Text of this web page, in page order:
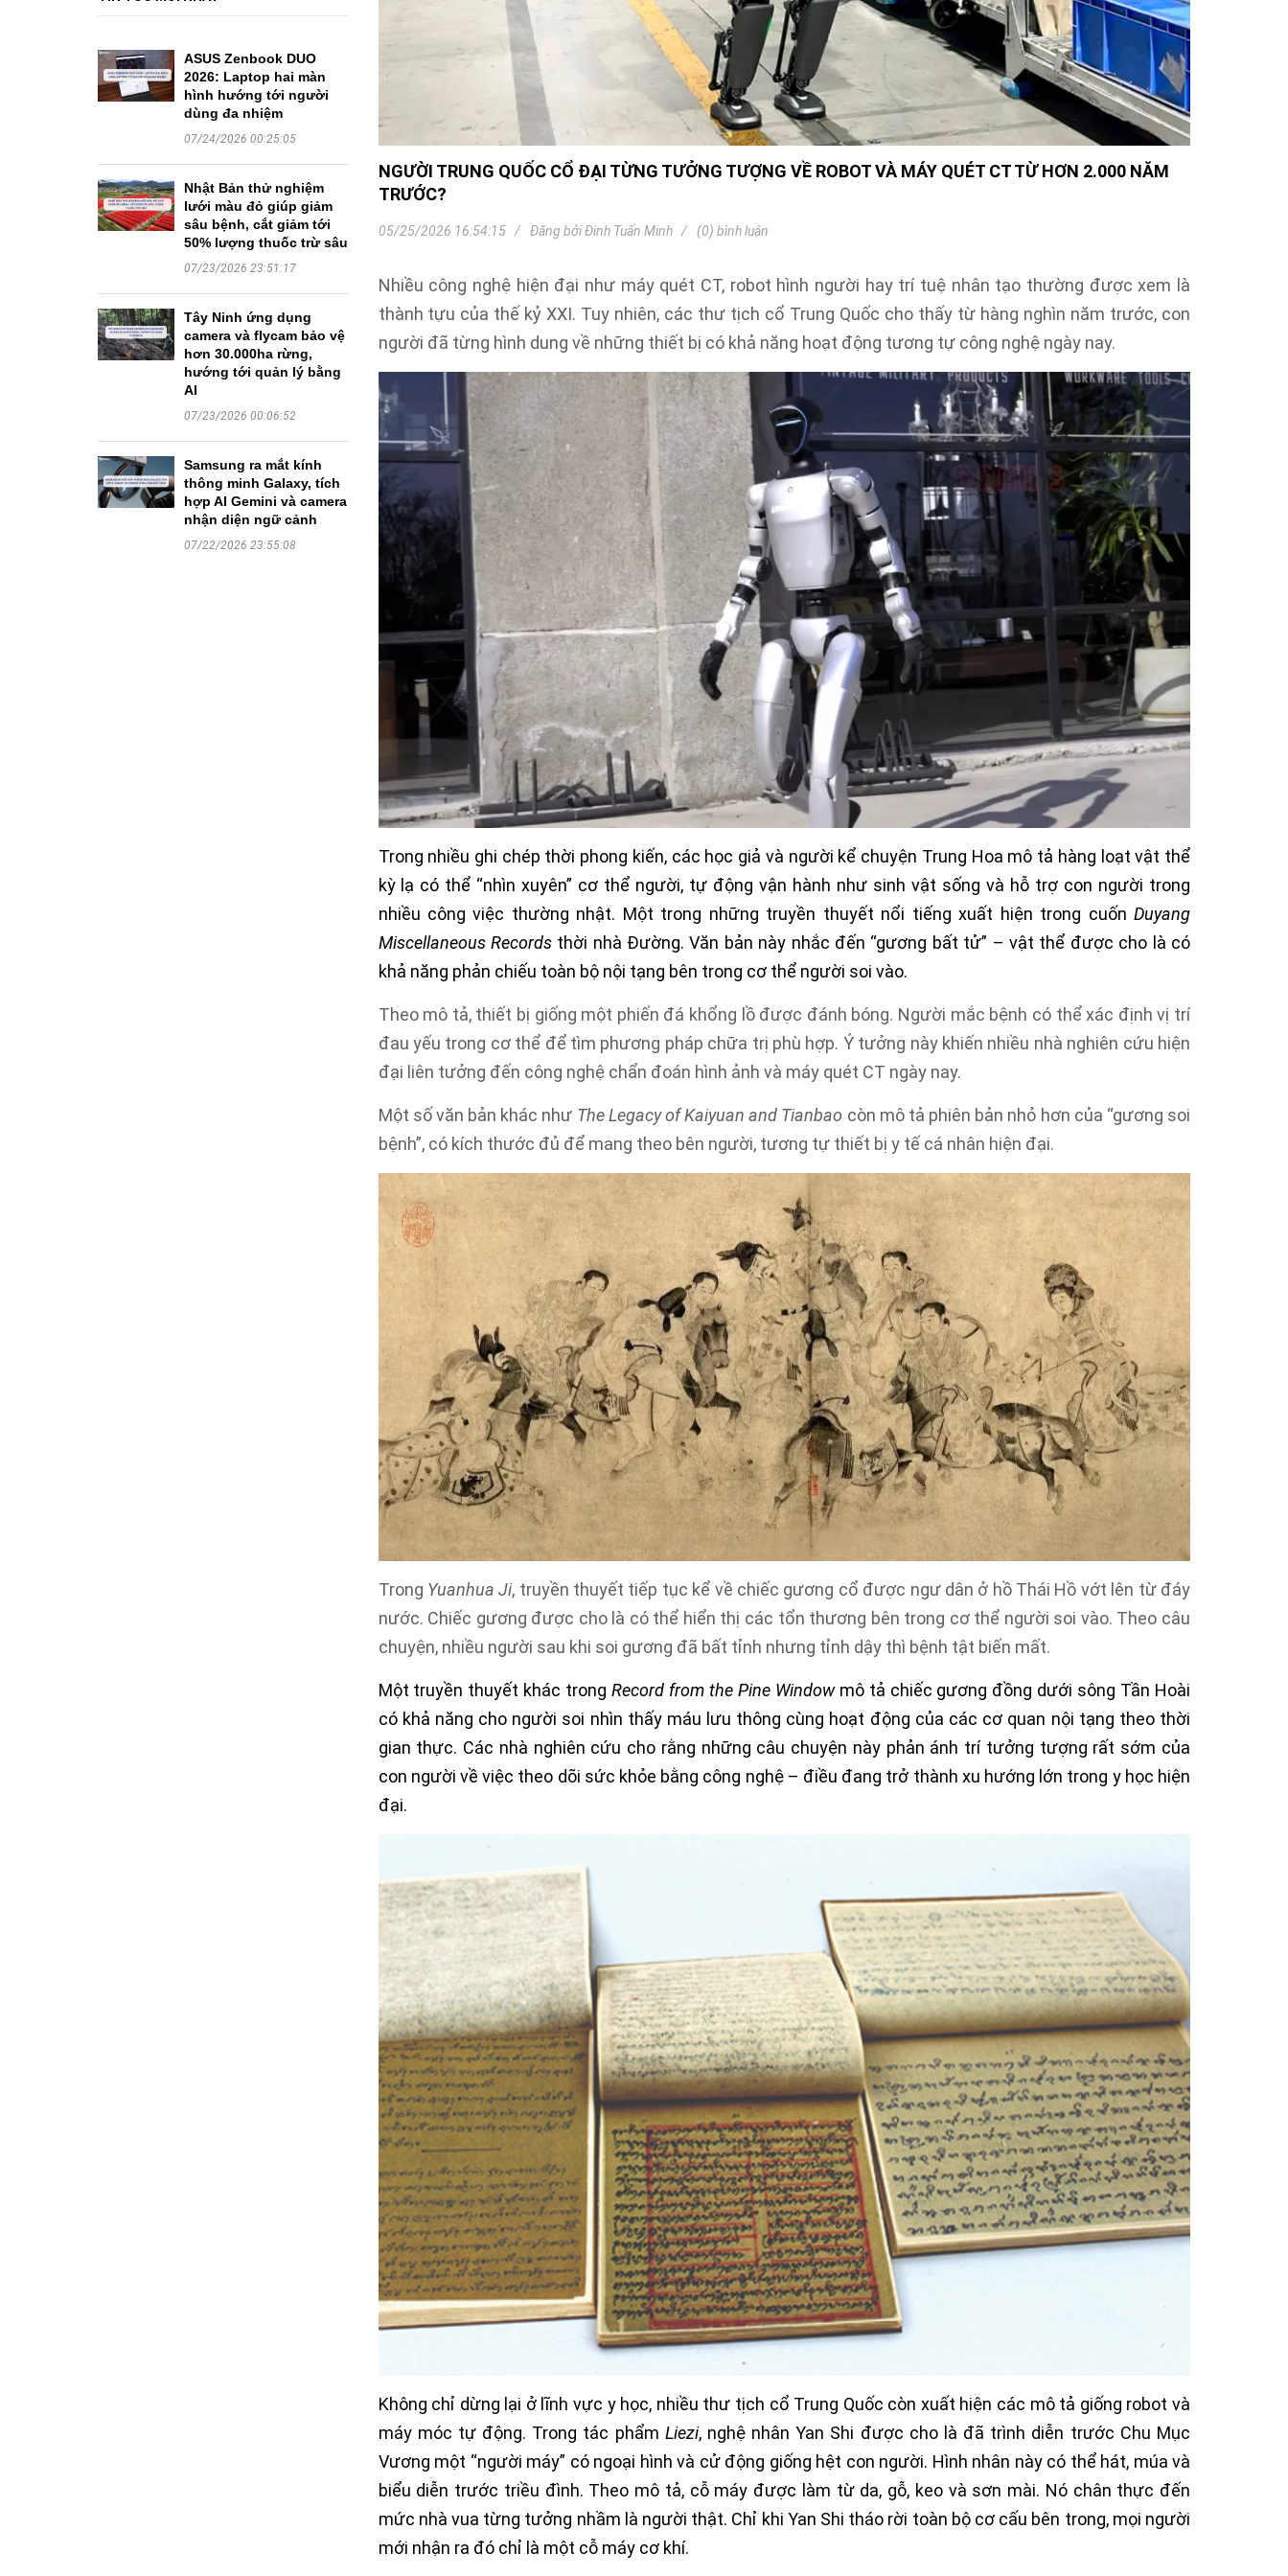
Khóa
Faster
THIẾT
THÔNG
FASTER
HUAWEI
ASUS Zenbook DUO
2026: Laptop hai màn
hình hướng tới người
dùng đa nhiệm
07/24/2026 00:25:05
Nhật Bản thử nghiệm
lưới màu đỏ giúp giảm
sâu bệnh, cắt giảm tới
50% lượng thuốc trừ sâu
07/23/2026 23:51:17
Tây Ninh ứng dụng
camera và flycam bảo vệ
hơn 30.000ha rừng,
hướng tới quản lý bằng
AI
07/23/2026 00:06:52
Samsung ra mắt kính
thông minh Galaxy, tích
hợp AI Gemini và camera
nhận diện ngữ cảnh
07/22/2026 23:55:08
NGƯỜI TRUNG QUỐC CỔ ĐẠI TỪNG TƯỞNG TƯỢNG VỀ ROBOT VÀ MÁY QUÉT CT TỪ HƠN 2.000 NĂM
TRƯỚC?
05/25/2026 16:54:15 Đăng bởiĐinh Tuấn Minh (0) bình luận
Nhiều công nghệ hiện đại như máy quét CT, robot hình người hay trí tuệ nhân tạo thường được xem là
thành tựu của thế kỷ XXI. Tuy nhiên, các thư tịch cổ Trung Quốc cho thấy từ hàng nghìn năm trước, con
người đã từng hình dung về những thiết bị có khả năng hoạt động tương tự công nghệ ngày nay.
Trong nhiều ghi chép thời phong kiến, các học giả và người kể chuyện Trung Hoa mô tả hàng loạt vật thể
kỳ lạ có thể “nhìn xuyên” cơ thể người, tự động vận hành như sinh vật sống và hỗ trợ con người trong
nhiều công việc thường nhật. Một trong những truyền thuyết nổi tiếng xuất hiện trong cuốn Duyang
Miscellaneous Recordsthời nhà Đường. Văn bản này nhắc đến “gương bất tử” – vật thể được cho là có
khả năng phản chiếu toàn bộ nội tạng bên trong cơ thể người soi vào.
Theo mô tả, thiết bị giống một phiến đá khổng lồ được đánh bóng. Người mắc bệnh có thể xác định vị trí
đau yếu trong cơ thể để tìm phương pháp chữa trị phù hợp. Ý tưởng này khiến nhiều nhà nghiên cứu hiện
đại liên tưởng đến công nghệ chẩn đoán hình ảnh và máy quét CT ngày nay.
Một số văn bản khác như The Legacy of Kaiyuan and Tianbao còn mô tả phiên bản nhỏ hơn của “gương soi
bệnh”, có kích thước đủ để mang theo bên người, tương tự thiết bị y tế cá nhân hiện đại.
Trong Yuanhua Ji, truyền thuyết tiếp tục kể về chiếc gương cổ được ngư dân ở hồ Thái Hồ vớt lên từ đáy
nước. Chiếc gương được cho là có thể hiển thị các tổn thương bên trong cơ thể người soi vào. Theo câu
chuyện, nhiều người sau khi soi gương đã bất tỉnh nhưng tỉnh dậy thì bệnh tật biến mất.
Một truyền thuyết khác trongRecord from the Pine Windowmô tả chiếc gương đồng dưới sông Tần Hoài
có khả năng cho người soi nhìn thấy máu lưu thông cùng hoạt động của các cơ quan nội tạng theo thời
gian thực. Các nhà nghiên cứu cho rằng những câu chuyện này phản ánh trí tưởng tượng rất sớm của
con người về việc theo dõi sức khỏe bằng công nghệ – điều đang trở thành xu hướng lớn trong y học hiện
đại.
Không chỉ dừng lại ở lĩnh vực y học, nhiều thư tịch cổ Trung Quốc còn xuất hiện các mô tả giống robot và
máy móc tự động. Trong tác phẩm Liezi, nghệ nhân Yan Shi được cho là đã trình diễn trước Chu Mục
Vương một “người máy” có ngoại hình và cử động giống hệt con người. Hình nhân này có thể hát, múa và
biểu diễn trước triều đình. Theo mô tả, cỗ máy được làm từ da, gỗ, keo và sơn mài. Nó chân thực đến
mức nhà vua từng tưởng nhầm là người thật. Chỉ khi Yan Shi tháo rời toàn bộ cơ cấu bên trong, mọi người
mới nhận ra đó chỉ là một cỗ máy cơ khí.